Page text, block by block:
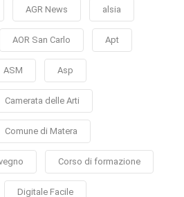
AGR News alsia
AOR San Carlo Apt
ASM Asp
Camerata delle Arti
Comune di Matera
Corso di formazione
Digitale Facile